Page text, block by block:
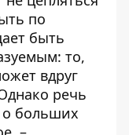
по
быть
то,
вдруг
речь
о больших